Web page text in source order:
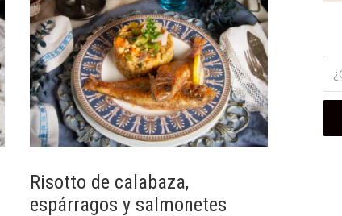
Risotto de calabaza,
espárragos y salmonetes